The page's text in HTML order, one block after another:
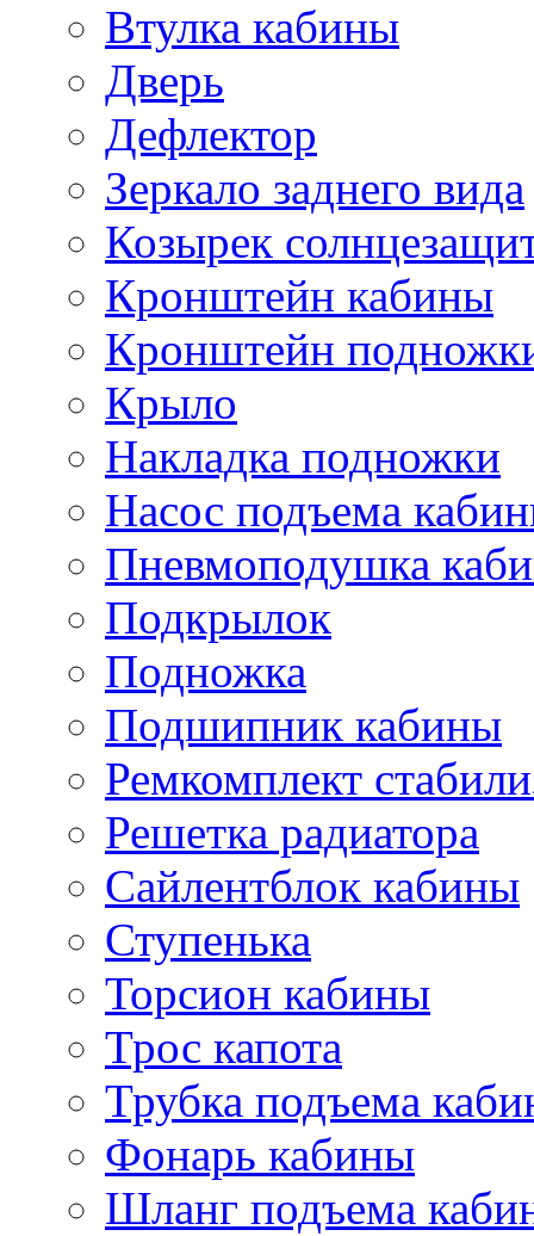
Втулка кабины
Дверь
Дефлектор
Зеркало заднего вида
Козырек
Кронштейн кабины
Кронштейн
Крыло
Накладка подножки
Насос подъема
Пневмоподушка
Подкрылок
Подножка
Подшипник кабины
Ремкомплект
Решетка радиатора
Сайлентблок кабины
Ступенька
Торсион кабины
Трос капота
Трубка подъема
Фонарь кабины
Шланг подъема